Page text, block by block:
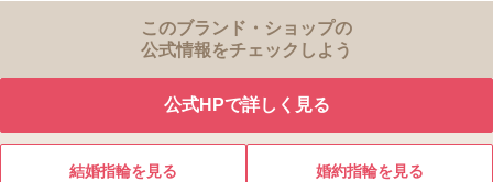
このブランド・ショップの
公式情報をチェックしよう
公式HPで詳しく見る
結婚指輪を見る 婚約指輪を見る